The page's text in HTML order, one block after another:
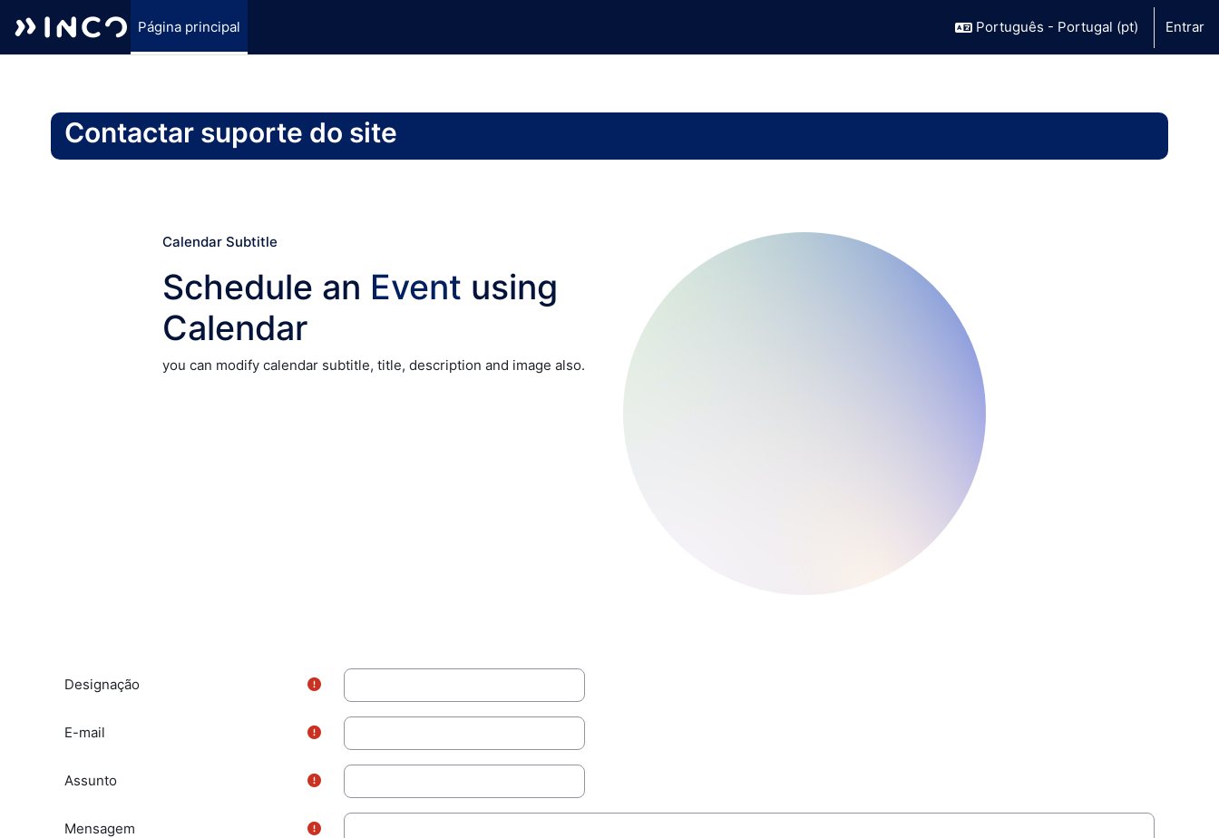
Página principal Português - Portugal ‎(pt)‎ Entrar
Contactar suporte do site
Calendar Subtitle
Schedule an Event using
Calendar
you can modify calendar subtitle, title, description and image also.
Designação
E-mail
Assunto
Mensagem